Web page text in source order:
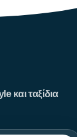
και ταξίδια